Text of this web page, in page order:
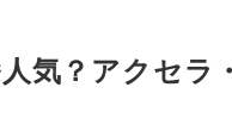
気？アクセ